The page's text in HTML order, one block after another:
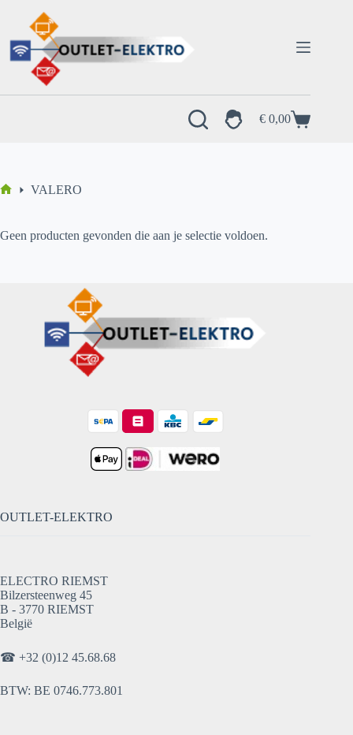
inhoud
Winkelwagen
€ 0,00
VALERO
Geen producten gevonden die aan je selectie voldoen.
OUTLET-ELEKTRO
ELECTRO RIEMST
Bilzersteenweg 45
B - 3770 RIEMST
België
☎ +32 (0)12 45.68.68
BTW: BE 0746.773.801